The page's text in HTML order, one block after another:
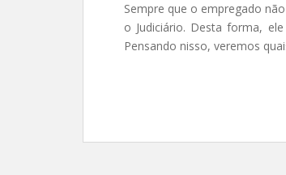
Sempre que o empregado
o Judiciário. Desta forma,
Pensando nisso, veremos